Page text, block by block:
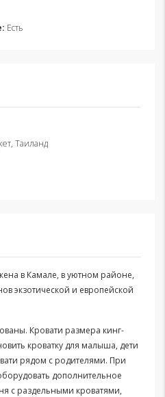
Есть
Таиланд
в Камале, в уютном районе,
экзотической и европейской
Кровати размера кинг-
кроватку для малыша, дети
рядом с родителями. При
дополнительное
с раздельными кроватями,